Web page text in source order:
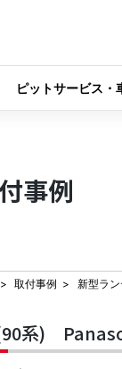
ピットサービス・
事例
取付事例 新型ラ
系)